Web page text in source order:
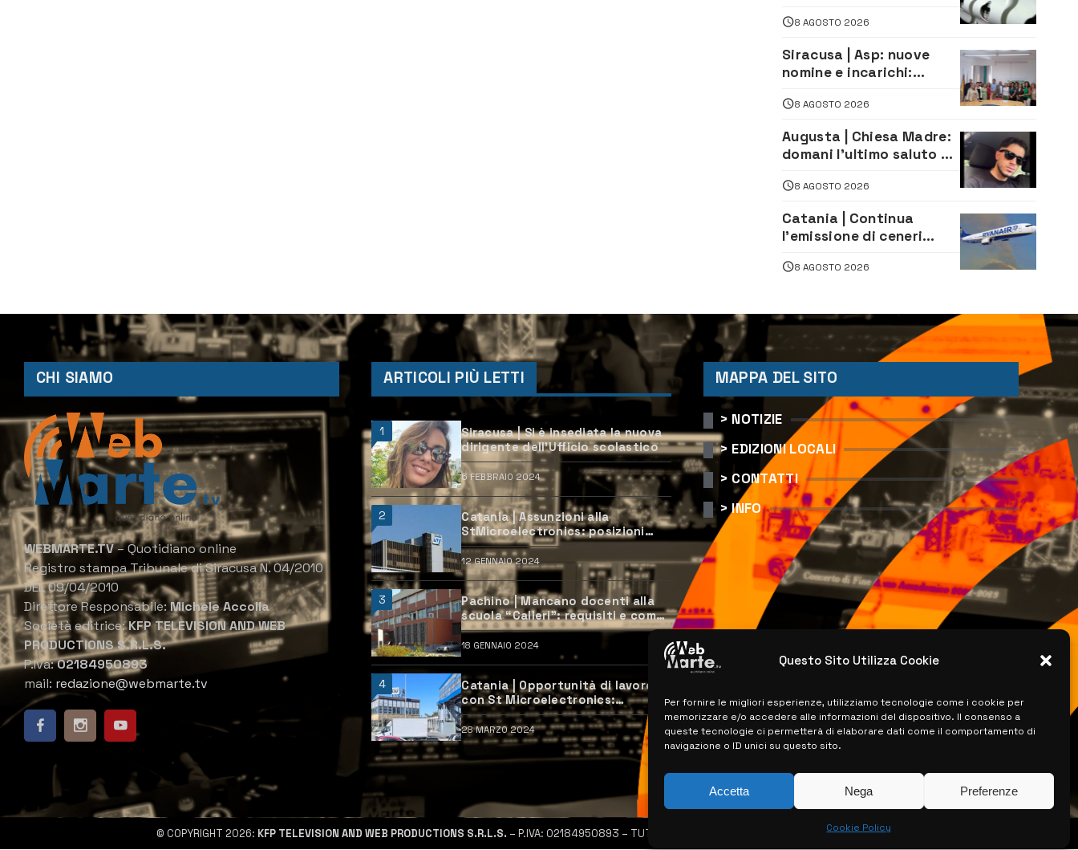
Questo Sito Utilizza Cookie
Per fornire le migliori esperienze, utilizziamo tecnologie come i cookie per
memorizzare e/o accedere alle informazioni del dispositivo. Il consenso a
queste tecnologie ci permetterà di elaborare dati come il comportamento di
navigazione o ID unici su questo sito.
Accetta Nega Preferenze
Cookie Policy
persone
8 AGOSTO 2026
Siracusa | Asp: nuove
nomine e incarichi:
di Sanità pubblica,
Matteliano al Servizio
Legale
8 AGOSTO 2026
Augusta | Chiesa Madre:
domani l’ultimo saluto ad
morto in un incidente
8 AGOSTO 2026
Catania | Continua
l’emissione di ceneri
attività all’aeroporto di
8 AGOSTO 2026
CHI SIAMO
WEBMARTE.TV– Quotidiano online
Registro stampa Tribunale di Siracusa N. 04/2010
DEL 09/04/2010
Direttore Responsabile:Michele Accolla
Società editrice:KFP TELEVISION AND WEB
PRODUCTIONS S.R.L.S.
P.Iva:02184950893
mail: redazione@webmarte.tv
ARTICOLI PIÙ LETTI
1
Siracusa | Si è insediata la nuova
dirigente dell’Ufficio scolastico
6 FEBBRAIO 2024
2
Catania | Assunzioni alla
StMicroelectronics: posizioni
aperte e come candidarsi
12 GENNAIO 2024
3
Pachino | Mancano docenti alla
scuola “Calleri”: requisiti e come
candidarsi
18 GENNAIO 2024
4
Catania | Opportunità di lavoro
con St Microelectronics:
centinaia di assunzioni previste
28 MARZO 2024
MAPPA DEL SITO
> NOTIZIE
> EDIZIONI LOCALI
> CONTATTI
> INFO
© COPYRIGHT 2026: KFP TELEVISION AND WEB PRODUCTIONS S.R.L.S. – P.IVA: 02184950893 – TUTTI I DIRITTI RISERVATI – CREATO DA LUIGI PITARI